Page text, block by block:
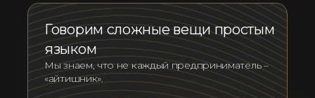
Говорим сложные вещи простым
языком
Мы знаем, что не каждый предприниматель –
«айтишник».